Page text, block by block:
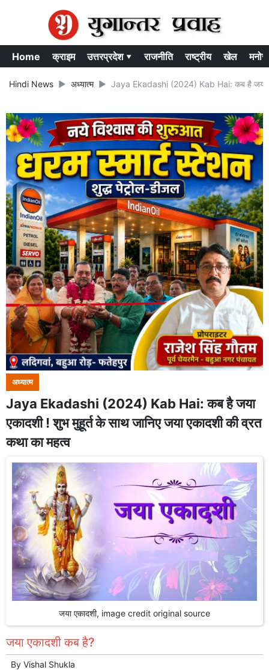
Home क्राइम उत्तरप्रदेश ▾ राजनीति राष्ट्रीय खेल
Hindi News अध्यात्म Jaya Ekadashi (2024) Kab Hai: कब है जया
अध्यात्म
Jaya Ekadashi (2024) Kab Hai: कब है जया
एकादशी ! शुभ मुहूर्त के साथ जानिए जया एकादशी की व्रत
कथा का महत्व
जया एकादशी, image credit original source
जया एकादशी कब है?
By Vishal Shukla